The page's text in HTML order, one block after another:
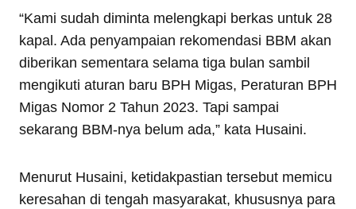
“Kami sudah diminta melengkapi berkas untuk 28
kapal. Ada penyampaian rekomendasi BBM akan
diberikan sementara selama tiga bulan sambil
mengikuti aturan baru BPH Migas, Peraturan BPH
Migas Nomor 2 Tahun 2023. Tapi sampai
sekarang BBM-nya belum ada,” kata Husaini.
Menurut Husaini, ketidakpastian tersebut memicu
keresahan di tengah masyarakat, khususnya para